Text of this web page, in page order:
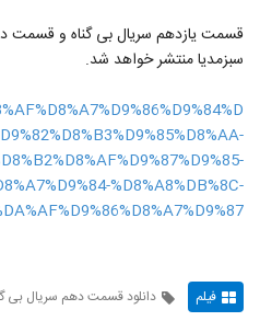
قسمت یازدهم سریال بی گناه و قسمت
سبزمدیا منتشر خواهد شد.
%D8%A8%DB%8C-
فیلم دانلود قسمت دهم سریال بی